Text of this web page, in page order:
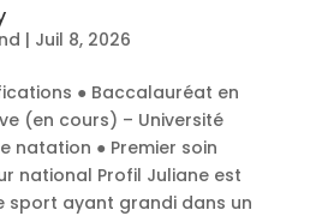
| Juil 8, 2026
● Baccalauréat en
(en cours) – Université
natation ● Premier soin
national Profil Juliane est
sport ayant grandi dans un